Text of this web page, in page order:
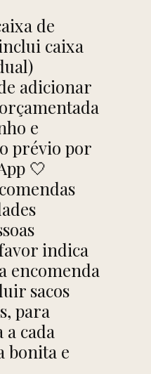
de
caixa
adicionar
e
prévio por
🤍
indica
encomenda
sacos
para
cada
bonita e